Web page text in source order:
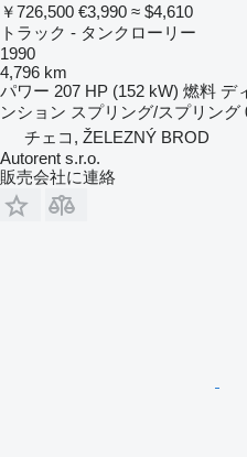
￥726,500 €3,990 ≈ $4,610
トラック - タンクローリー
1990
4,796 km
パワー 207 HP (152 kW) 燃料 デ
ンション スプリング/スプリング
チェコ, ŽELEZNÝ BROD
Autorent s.r.o.
販売会社に連絡